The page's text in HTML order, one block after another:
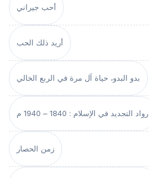
أحب جيراني
أريد ذلك الحب
بدو البدو، حياة آل مرة في الربع الخالي
رواد التجديد في الإسلام : 1840 – 1940 م
زمن الحصار